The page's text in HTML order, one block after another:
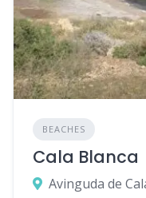
BEACHES
Cala Blanca
Avinguda de